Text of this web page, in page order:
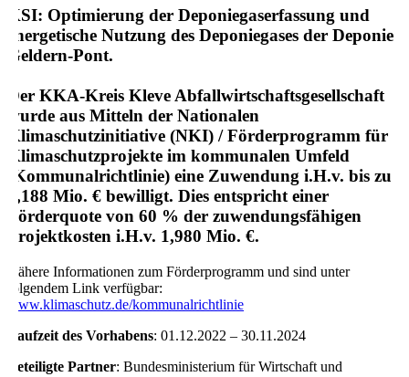
KSI: Optimierung der Deponiegaserfassung und
energetische Nutzung des Deponiegases der Deponie
Geldern-Pont.
Der KKA-Kreis Kleve Abfallwirtschaftsgesellschaft
wurde aus Mitteln der Nationalen
Klimaschutzinitiative (NKI) / Förderprogramm für
Klimaschutzprojekte im kommunalen Umfeld
(Kommunalrichtlinie) eine Zuwendung i.H.v. bis zu
1,188 Mio. € bewilligt. Dies entspricht einer
Förderquote von 60 % der zuwendungsfähigen
Projektkosten i.H.v. 1,980 Mio. €.
Nähere Informationen zum Förderprogramm und sind unter
folgendem Link verfügbar:
www.klimaschutz.de/kommunalrichtlinie
Laufzeit des Vorhabens: 01.12.2022 – 30.11.2024
Beteiligte Partner: Bundesministerium für Wirtschaft und